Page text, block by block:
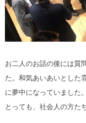
お二人のお話の後には質
た。和気あいあいとした
に夢中になっていました
とっても、社会人の方た